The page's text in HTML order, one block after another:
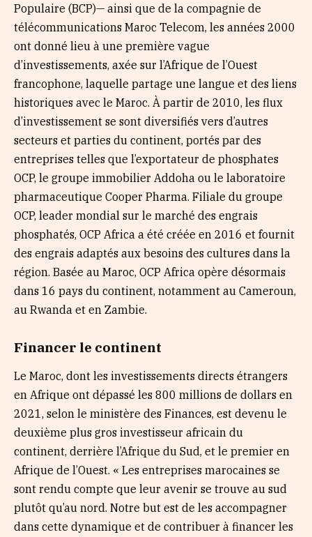
Populaire (BCP)— ainsi que de la compagnie de
télécommunications Maroc Telecom, les années 2000
ont donné lieu à une première vague
d’investissements, axée sur l’Afrique de l’Ouest
francophone, laquelle partage une langue et des liens
historiques avec le Maroc. À partir de 2010, les flux
d’investissement se sont diversifiés vers d’autres
secteurs et parties du continent, portés par des
entreprises telles que l’exportateur de phosphates
OCP, le groupe immobilier Addoha ou le laboratoire
pharmaceutique Cooper Pharma. Filiale du groupe
OCP, leader mondial sur le marché des engrais
phosphatés, OCP Africa a été créée en 2016 et fournit
des engrais adaptés aux besoins des cultures dans la
région. Basée au Maroc, OCP Africa opère désormais
dans 16 pays du continent, notamment au Cameroun,
au Rwanda et en Zambie.
Financer le continent
Le Maroc, dont les investissements directs étrangers
en Afrique ont dépassé les 800 millions de dollars en
2021, selon le ministère des Finances, est devenu le
deuxième plus gros investisseur africain du
continent, derrière l’Afrique du Sud, et le premier en
Afrique de l’Ouest. « Les entreprises marocaines se
sont rendu compte que leur avenir se trouve au sud
plutôt qu’au nord. Notre but est de les accompagner
dans cette dynamique et de contribuer à financer les